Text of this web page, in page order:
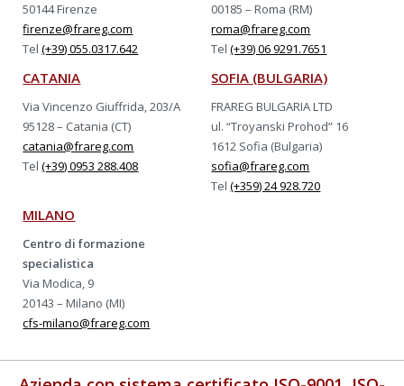
50144 Firenze
firenze@frareg.com
Tel(+39) 055.0317.642
00185 – Roma (RM)
roma@frareg.com
Tel(+39) 06 9291.7651
CATANIA
Via Vincenzo Giuffrida, 203/A
95128 – Catania (CT)
catania@frareg.com
Tel(+39) 0953 288.408
SOFIA (BULGARIA)
FRAREG BULGARIA LTD
ul. “Troyanski Prohod” 16
1612 Sofia (Bulgaria)
sofia@frareg.com
Tel(+359) 24 928.720
MILANO
Centro di formazione
specialistica
Via Modica, 9
20143 – Milano (MI)
cfs-milano@frareg.com